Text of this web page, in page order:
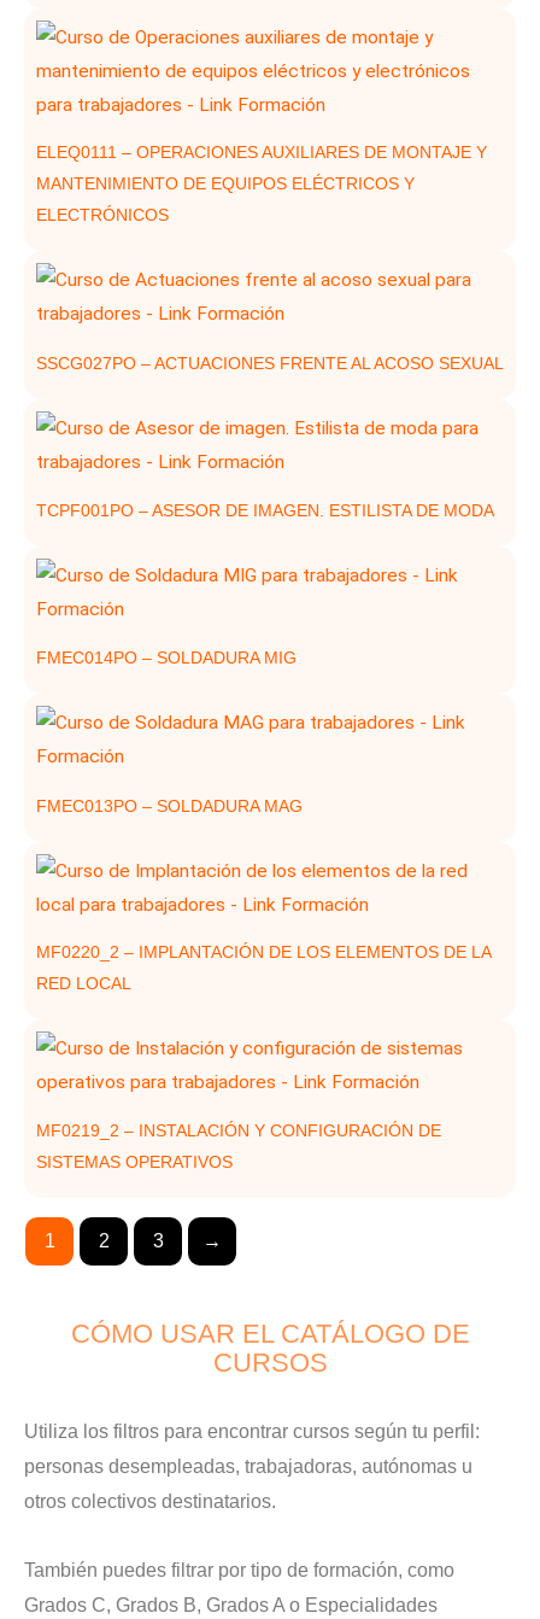
ELEQ0111 – OPERACIONES AUXILIARES DE MONTAJE Y
MANTENIMIENTO DE EQUIPOS ELÉCTRICOS Y
ELECTRÓNICOS
SSCG027PO – ACTUACIONES FRENTE AL ACOSO SEXUAL
TCPF001PO – ASESOR DE IMAGEN. ESTILISTA DE MODA
FMEC014PO – SOLDADURA MIG
FMEC013PO – SOLDADURA MAG
MF0220_2 – IMPLANTACIÓN DE LOS ELEMENTOS DE LA
RED LOCAL
MF0219_2 – INSTALACIÓN Y CONFIGURACIÓN DE
SISTEMAS OPERATIVOS
1 2 3 →
CÓMO USAR EL CATÁLOGO DE
CURSOS
Utiliza los filtros para encontrar cursos según tu perfil:
personas desempleadas, trabajadoras, autónomas u
otros colectivos destinatarios.
También puedes filtrar por tipo de formación, como
Grados C, Grados B, Grados A o Especialidades